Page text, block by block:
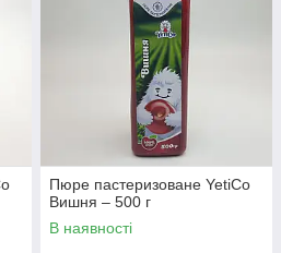
Пюре пастеризоване YetiCo
Вишня – 500 г
В наявності